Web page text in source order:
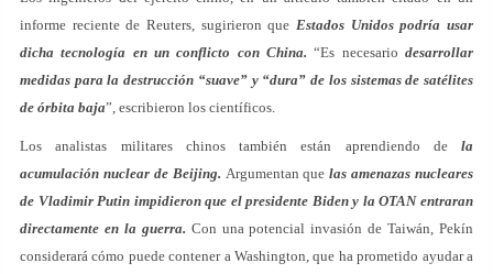
informe reciente de Reuters, sugirieron que Estados Unidos podría usar
dicha tecnología en un conflicto con China.“Es necesariodesarrollar
medidas para la destrucción “suave” y “dura” de los sistemas de satélites
de órbita baja”, escribieron los científicos.
Los analistas militares chinos también están aprendiendo de la
acumulación nuclear de Beijing. Argumentan quelas amenazas nucleares
de Vladimir Putin impidieron que el presidente Biden y la OTAN entraran
directamente en la guerra. Con una potencial invasión de Taiwán, Pekín
considerará cómo puede contener a Washington, que ha prometido ayudar a